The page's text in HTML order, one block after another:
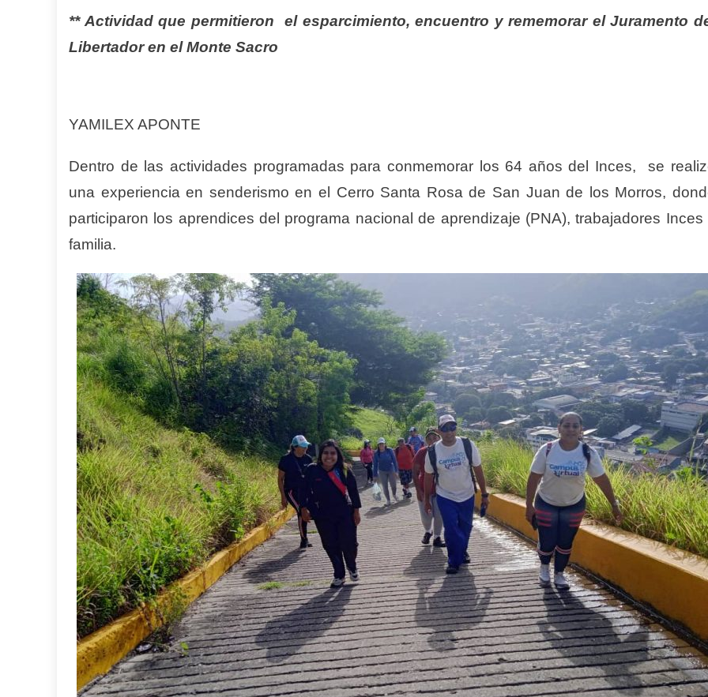
** Actividad que permitieron el esparcimiento, encuentro y rememorar el Juramento
Libertador en el Monte Sacro
YAMILEX APONTE
Dentro de las actividades programadas para conmemorar los 64 años del Inces,se
una experiencia en senderismo en el Cerro Santa Rosa de San Juan de los Morros,
participaron los aprendices del programa nacional de aprendizaje (PNA), trabajadores Inces
familia.